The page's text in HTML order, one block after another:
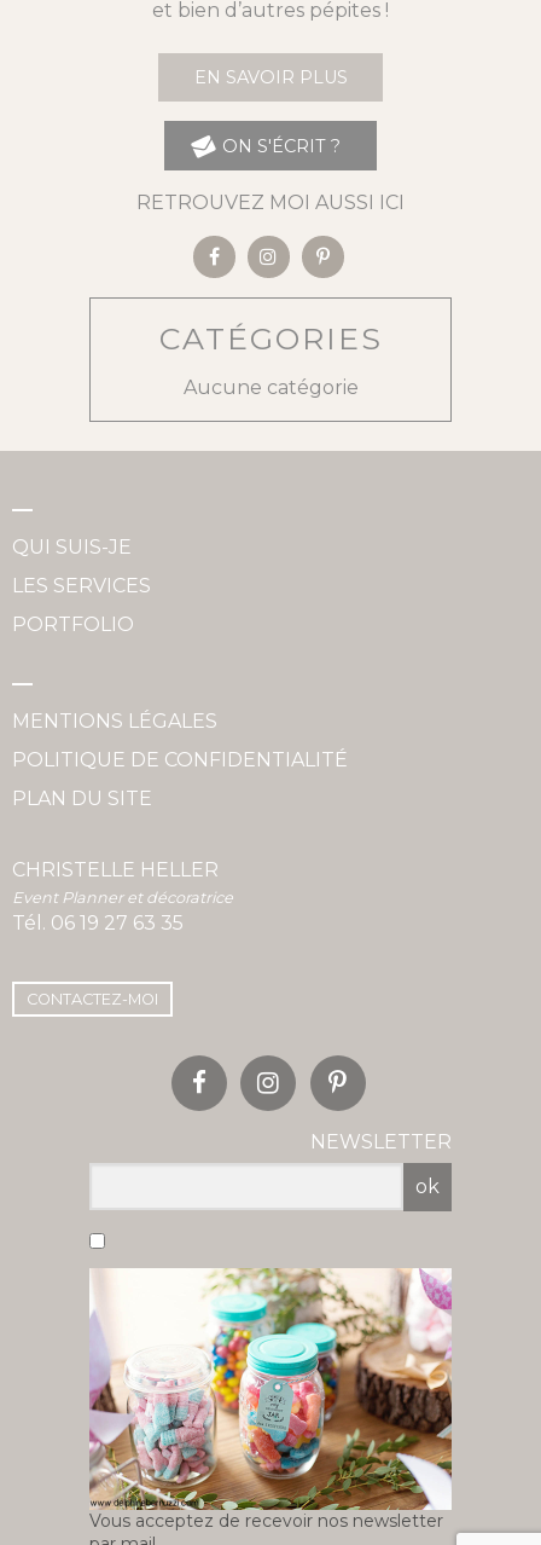
et bien d’autres pépites !
EN SAVOIR PLUS
ON S'ÉCRIT ?
RETROUVEZ MOI AUSSI ICI
CATÉGORIES
Aucune catégorie
QUI SUIS-JE
LES SERVICES
PORTFOLIO
MENTIONS LÉGALES
POLITIQUE DE CONFIDENTIALITÉ
PLAN DU SITE
CHRISTELLE HELLER
Event Planner et décoratrice
Tél. 06 19 27 63 35
CONTACTEZ-MOI
NEWSLETTER
Vous acceptez de recevoir nos newsletter
ok